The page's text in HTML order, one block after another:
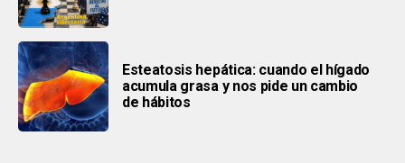
Esteatosis hepática: cuando el hígado
acumula grasa y nos pide un cambio
de hábitos